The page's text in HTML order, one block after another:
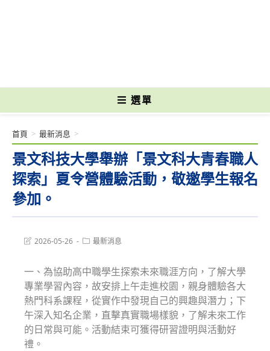
選單
景文科技大學舉辦「景文科大青春職人
探索」夏令營體驗活動，敬邀學生報名
參加。
首頁 > 最新消息 >
Post2026-05-26
Post最新消息
一、為協助高中職學生探索未來職涯方向，了解大學
專業學習內容，故安排上午走進校園，親身體驗各大
熱門科系課程，從實作中發現自己的興趣與潛力；下
午深入知名企業，直擊真實職場樣貌，了解未來工作
的日常與可能。活動結束可獲得研習證明與活動好
禮。